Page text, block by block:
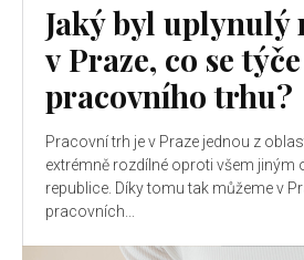
Jaký byl uplynulý
v Praze, co se týče
pracovního trhu?
Pracovní trh je v Praze jednou z
extrémně rozdílné oproti všem jiným
republice. Díky tomu tak můžeme v
pracovních...